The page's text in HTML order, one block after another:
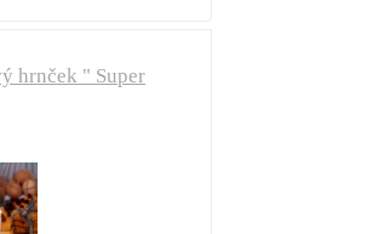
hrnček " Super